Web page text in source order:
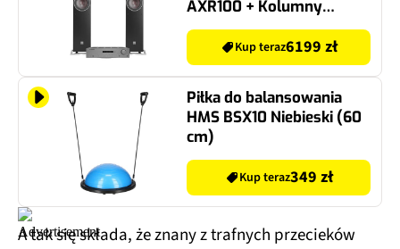
AXR100 + Kolumny
głośnikowe DALI OBERON
7 (Czarne)Kup teraz6199 zł
Piłka do balansowania
HMS BSX10 Niebieski (60
cm)
Kup teraz349 zł
A tak się składa, że znany z trafnych przecieków